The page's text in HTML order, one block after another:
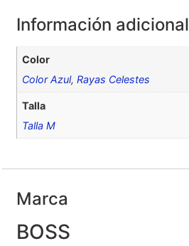
Información adicional
Color
Color Azul,Rayas Celestes
Talla
Talla M
Marca
BOSS